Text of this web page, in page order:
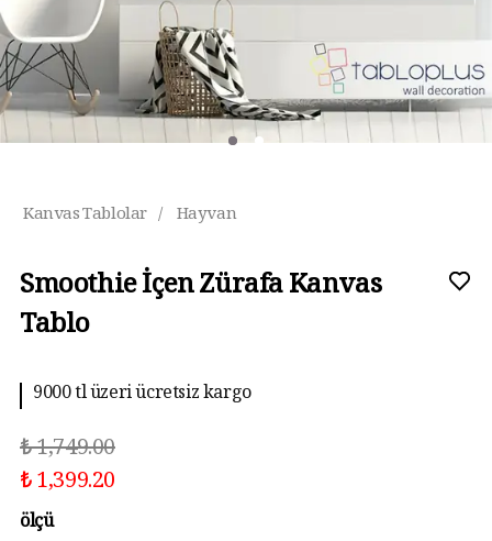
Kanvas Tablolar / Hayvan
Smoothie İçen Zürafa Kanvas
Tablo
9000 tl üzeri ücretsiz kargo
₺ 1,749.00
₺ 1,399.20
ölçü